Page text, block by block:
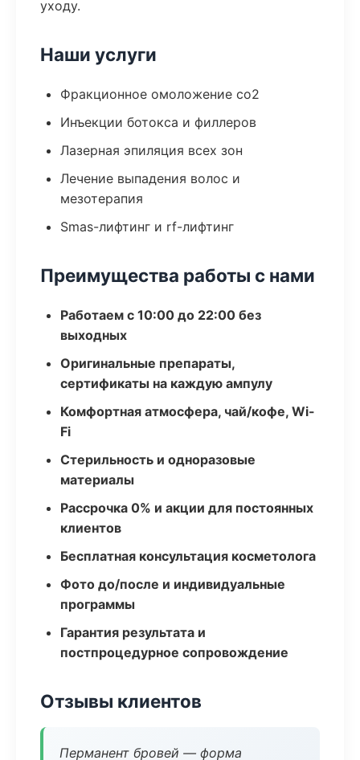
уходу.
Наши услуги
Фракционное омоложение co2
Инъекции ботокса и филлеров
Лазерная эпиляция всех зон
Лечение выпадения волос и
мезотерапия
Smas-лифтинг и rf-лифтинг
Преимущества работы с нами
Работаем с 10:00 до 22:00 без
выходных
Оригинальные препараты,
сертификаты на каждую ампулу
Комфортная атмосфера, чай/кофе, Wi-
Fi
Стерильность и одноразовые
материалы
Рассрочка 0% и акции для постоянных
клиентов
Бесплатная консультация косметолога
Фото до/после и индивидуальные
программы
Гарантия результата и
постпроцедурное сопровождение
Отзывы клиентов
Перманент бровей — форма